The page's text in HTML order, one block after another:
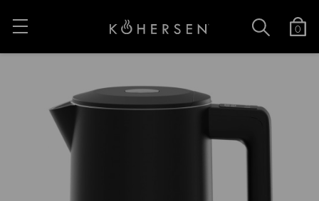
0
Promocja